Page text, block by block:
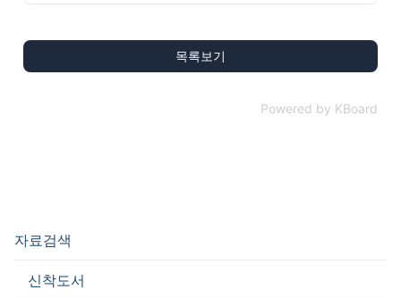
목록보기
Powered by KBoard
자료검색
신착도서